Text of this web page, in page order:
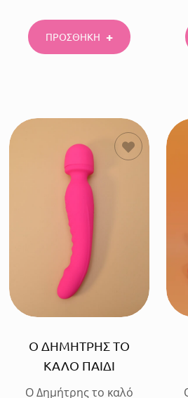
ΠΡΟΣΘΗΚΗ
ΠΡΟΣΘΗΚΗ
Ο ΔΗΜΗΤΡΗΣ ΤΟ
ΚΑΛΟ ΠΑΙΔΙ
Ο Δημήτρης το καλό